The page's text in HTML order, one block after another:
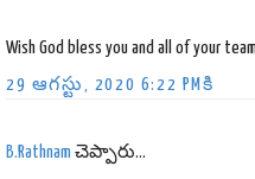
Wish God bless you and all of your
29 ఆగస్టు, 2020 6:22 PMకి
B.Rathnam చెప్పారు...